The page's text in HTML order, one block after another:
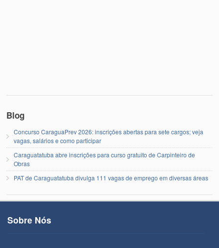
Blog
Concurso CaraguaPrev 2026: inscrições abertas para sete cargos; veja
vagas, salários e como participar
Caraguatatuba abre inscrições para curso gratuito de Carpinteiro de
Obras
PAT de Caraguatatuba divulga 111 vagas de emprego em diversas áreas
Sobre Nós